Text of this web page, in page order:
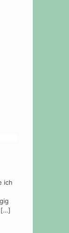
ich
[…]